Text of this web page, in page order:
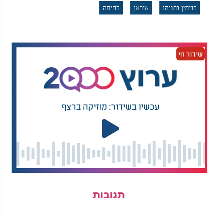
בנימין נתניהו איראן לחימה
שידור חי
עכשיו בשידור: מוזיקה ברצף
תגובות